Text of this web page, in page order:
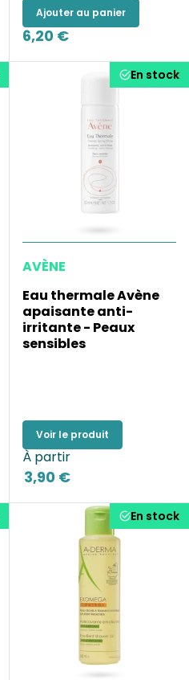
Ajouter au panier
6,20 €
En stock
AVÈNE
Eau thermale Avène
apaisante anti-
irritante - Peaux
sensibles
Voir le produit
À partir
3,90 €
En stock